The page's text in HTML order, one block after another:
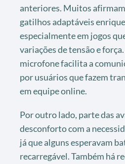
anteriores. Muitos
gatilhos adaptáveis
especialmente em jogos
variações de tensão e
microfone facilita a
por usuários que fazem
em equipe online.
Por outro lado, parte das
desconforto com a
já que alguns esperavam
recarregável. Também há